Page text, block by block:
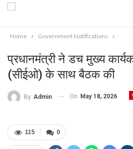
Home Government Notifications
प्रधानमंत्री ने डच मुख्य
(सीईओ) के साथ बैठक की
By Admin On May 18, 2026
0
115